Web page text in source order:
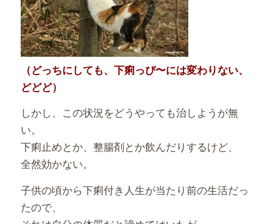
（どっちにしても、下痢っぴ〜には変わりない、
どどど）
しかし、この状況をどうやっても治しようが無
い。
下痢止めとか、整腸剤とか飲んだりするけど、
全然効かない。
子供の頃から下痢付き人生が当たり前の生活だっ
たので、